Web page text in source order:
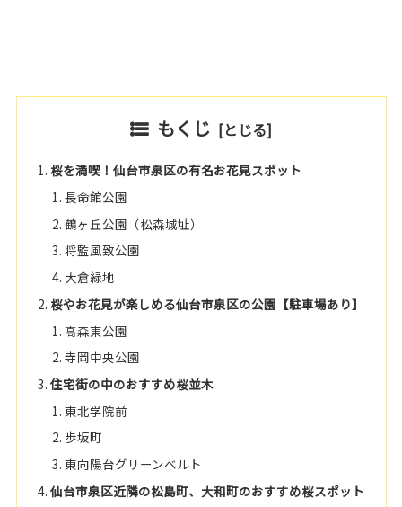
もくじ
桜を満喫！仙台市泉区の有名お花見スポット
長命館公園
鶴ヶ丘公園（松森城址）
将監風致公園
大倉緑地
桜やお花見が楽しめる仙台市泉区の公園【駐車場あり】
高森東公園
寺岡中央公園
住宅街の中のおすすめ桜並木
東北学院前
歩坂町
東向陽台グリーンベルト
仙台市泉区近隣の松島町、大和町のおすすめ桜スポット